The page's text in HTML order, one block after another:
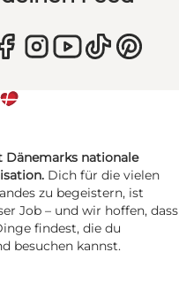
nationale
Dich für die vielen
zu begeistern, ist
Job – und wir hoffen, dass
findest, die du
besuchen kannst.